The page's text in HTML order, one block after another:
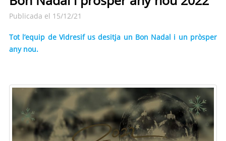
Publicada el 15/12/21
Tot l’equip de Vidresif us desitja un Bon Nadal i un pròsper
any nou.